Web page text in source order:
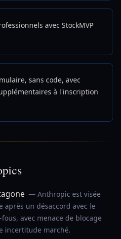
avec StockMVP
sans code, avec
à l'inscription
— Anthropic est visée
un désaccord avec le
avec menace de blocage
incertitude marché.